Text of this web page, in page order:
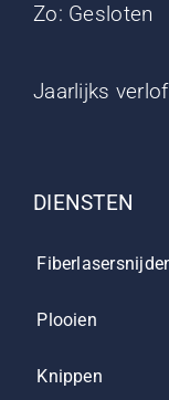
Zo: Gesloten
Jaarlijks
DIENSTEN
Plooien
Knippen